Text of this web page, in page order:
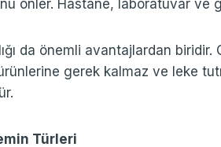
önler. Hastane, laboratuvar ve
da önemli avantajlardan
gerek kalmaz ve leke
Türleri